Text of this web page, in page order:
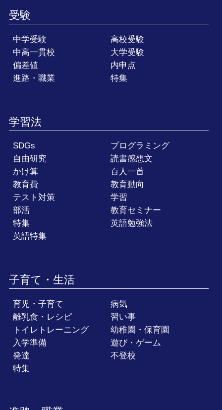
受験
中学受験
高校受験
中高一貫校
大学受験
偏差値
内申点
進路・職業
特集
学習法
SDGs
プログラミング
自由研究
読書感想文
かけ算
百人一首
教育費
教育動向
テスト対策
学習
部活
教育セミナー
特集
英語勉強法
英語特集
子育て・生活
育児・子育て
病気
離乳食・レシピ
習い事
トイレトレーニング
幼稚園・保育園
入学準備
遊び・ゲーム
発達
不登校
特集